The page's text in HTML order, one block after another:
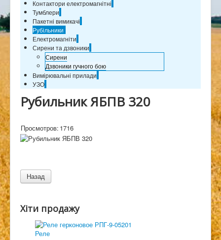
Контактори електромагнітні
Тумблери
Пакетні вимикачі
Рубільники
Електромагніти
Сирени та дзвоники
Сирени
Дзвоники гучного бою
Вимірювальні прилади
УЗО
Рубильник ЯБПВ 320
Просмотров: 1716
Хіти продажу
Реле